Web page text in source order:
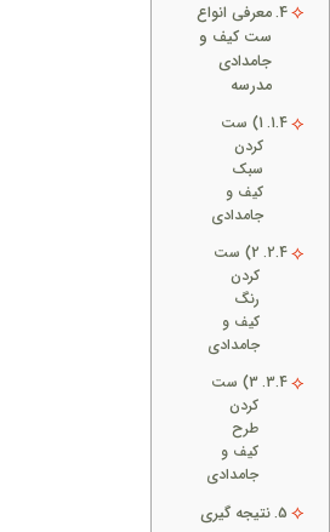
معرفی انواع
ست کیف و
جامدادی
مدرسه
1) ست
کردن
سبک
کیف و
جامدادی
2) ست
کردن
رنگ
کیف و
جامدادی
3) ست
کردن
طرح
کیف و
جامدادی
نتیجه گیری